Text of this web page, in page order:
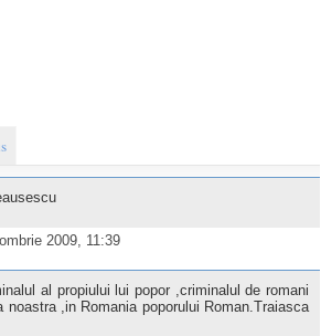
2009, 11:39
al propiului lui popor ,criminalul de romani
noastra ,in Romania poporului Roman.Traiasca